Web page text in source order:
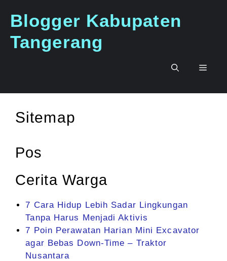
Blogger Kabupaten
Tangerang
Menu
Sitemap
Pos
Cerita Warga
7 Cara Hidup Lebih Sadar Lingkungan
Tanpa Harus Menjadi Aktivis
7 Poin Perawatan Harian Mini Excavator
agar Bebas Down-Time – Traktor
Nusantara